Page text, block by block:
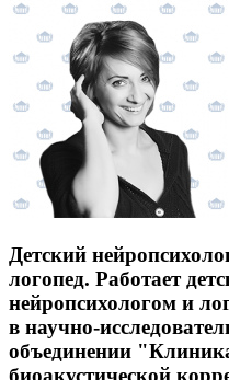
Детский
логопед. Работает
нейропсихологом и
в научно-
объединении
биоакустической